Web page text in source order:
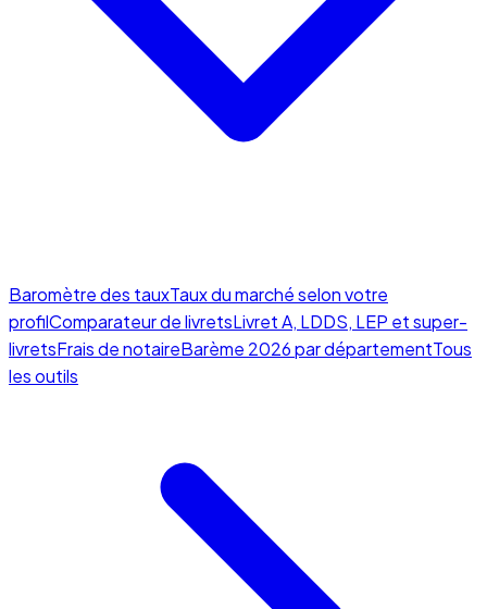
Baromètre des tauxTaux du marché selon votre
profilComparateur de livretsLivret A, LDDS, LEP et super-
livretsFrais de notaireBarème 2026 par départementTous
les outils